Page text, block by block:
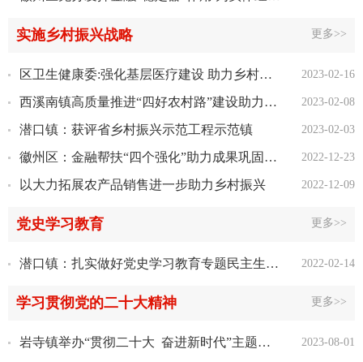
更多>>
实施乡村振兴战略
2023-02-16
区卫生健康委:强化基层医疗建设 助力乡村振兴发展
2023-02-08
西溪南镇高质量推进“四好农村路”建设助力乡村振兴
2023-02-03
潜口镇：获评省乡村振兴示范工程示范镇
2022-12-23
徽州区：金融帮扶“四个强化”助力成果巩固和乡村振兴
2022-12-09
以大力拓展农产品销售进一步助力乡村振兴
更多>>
党史学习教育
2022-02-14
潜口镇：扎实做好党史学习教育专题民主生活会“三篇文章”
更多>>
学习贯彻党的二十大精神
2023-08-01
岩寺镇举办“贯彻二十大 奋进新时代”主题知识竞赛